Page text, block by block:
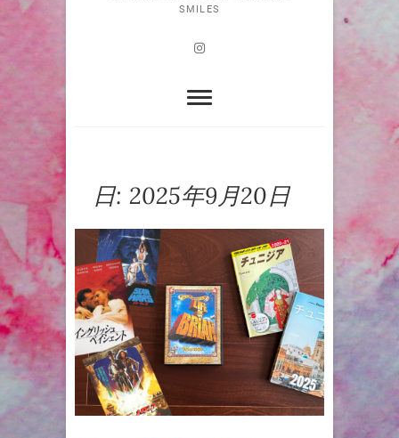
SMILES
Instagram
日: 2025年9月20日